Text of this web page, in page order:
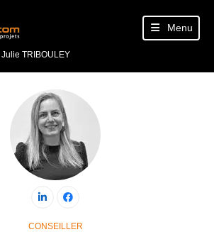
Menu
Julie TRIBOULEY
CONSEILLER